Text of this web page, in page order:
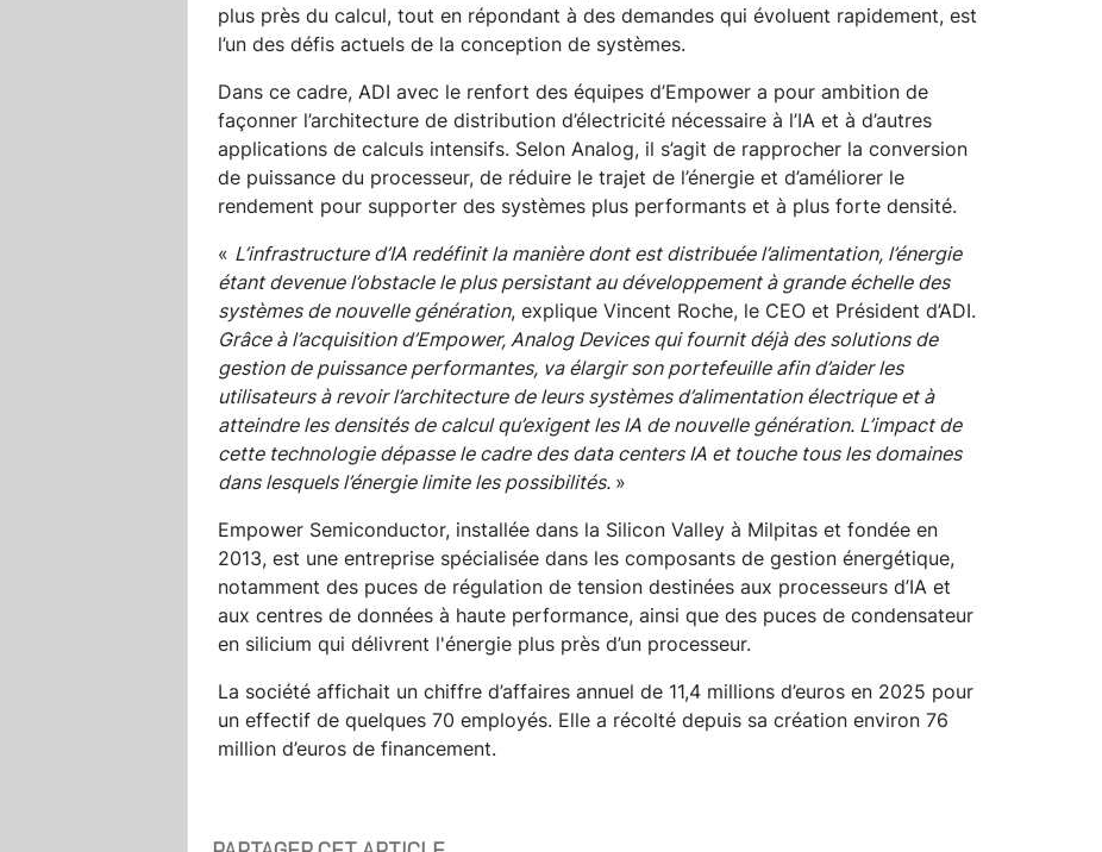
plus près du calcul, tout en répondant à des demandes qui évoluent rapidement, est
l’un des défis actuels de la conception de systèmes.
Dans ce cadre, ADI avec le renfort des équipes d’Empower a pour ambition de
façonner l’architecture de distribution d’électricité nécessaire à l’IA et à d’autres
applications de calculs intensifs. Selon Analog, il s’agit de rapprocher la conversion
de puissance du processeur, de réduire le trajet de l’énergie et d’améliorer le
rendement pour supporter des systèmes plus performants et à plus forte densité.
« L’infrastructure d’IA redéfinit la manière dont est distribuée l’alimentation, l’énergie
étant devenue l’obstacle le plus persistant au développement à grande échelle des
systèmes de nouvelle génération, explique Vincent Roche, le CEO et Président d’ADI.
Grâce à l’acquisition d’Empower, Analog Devices qui fournit déjà des solutions de
gestion de puissance performantes, va élargir son portefeuille afin d’aider les
utilisateurs à revoir l’architecture de leurs systèmes d’alimentation électrique et à
atteindre les densités de calcul qu’exigent les IA de nouvelle génération. L’impact de
cette technologie dépasse le cadre des data centers IA et touche tous les domaines
dans lesquels l’énergie limite les possibilités. »
Empower Semiconductor, installée dans la Silicon Valley à Milpitas et fondée en
2013, est une entreprise spécialisée dans les composants de gestion énergétique,
notamment des puces de régulation de tension destinées aux processeurs d’IA et
aux centres de données à haute performance, ainsi que des puces de condensateur
en silicium qui délivrent l'énergie plus près d’un processeur.
La société affichait un chiffre d’affaires annuel de 11,4 millions d’euros en 2025 pour
un effectif de quelques 70 employés. Elle a récolté depuis sa création environ 76
million d’euros de financement.